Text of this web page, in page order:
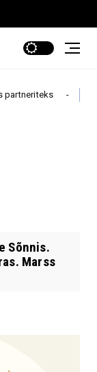
Sõnnis.
Marss